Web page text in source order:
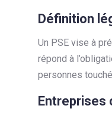
Définition
Un PSE vise à
répond à
personnes
Entreprises